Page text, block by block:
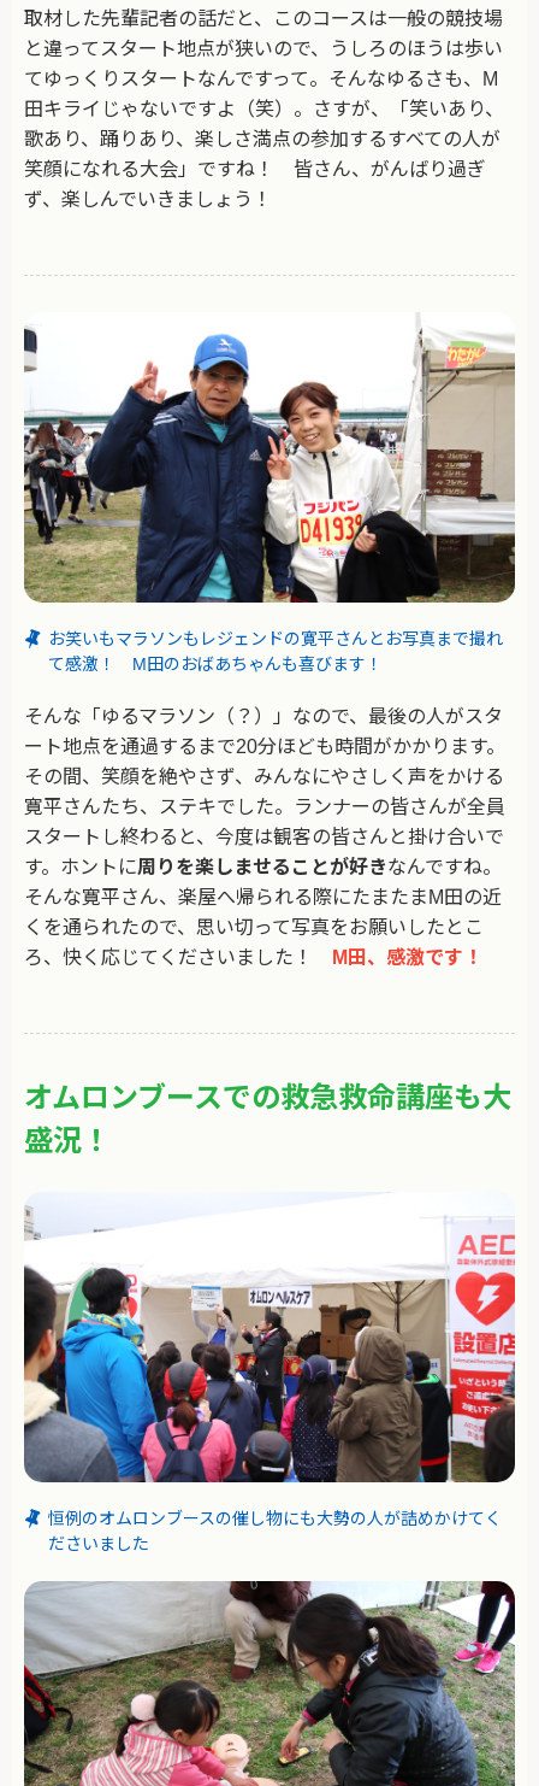
取材した先輩記者の話だと、このコースは一般の競技場
と違ってスタート地点が狭いので、うしろのほうは歩い
てゆっくりスタートなんですって。そんなゆるさも、M
田キライじゃないですよ（笑）。さすが、「笑いあり、
歌あり、踊りあり、楽しさ満点の参加するすべての人が
笑顔になれる大会」ですね！ 皆さん、がんばり過ぎ
ず、楽しんでいきましょう！
お笑いもマラソンもレジェンドの寛平さんとお写真まで撮れ
て感激！ M田のおばあちゃんも喜びます！
そんな「ゆるマラソン（？）」なので、最後の人がスタ
ート地点を通過するまで20分ほども時間がかかります。
その間、笑顔を絶やさず、みんなにやさしく声をかける
寛平さんたち、ステキでした。ランナーの皆さんが全員
スタートし終わると、今度は観客の皆さんと掛け合いで
す。ホントに周りを楽しませることが好きなんですね。
そんな寛平さん、楽屋へ帰られる際にたまたまM田の近
くを通られたので、思い切って写真をお願いしたとこ
ろ、快く応じてくださいました！
M田、感激です！
オムロンブースでの救急救命講座も大
盛況！
恒例のオムロンブースの催し物にも大勢の人が詰めかけてく
ださいました